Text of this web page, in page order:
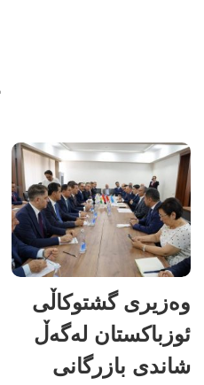
وەزیری گشتوکاڵی
ئوزباکستان لەگەڵ
شاندی بازرگانی